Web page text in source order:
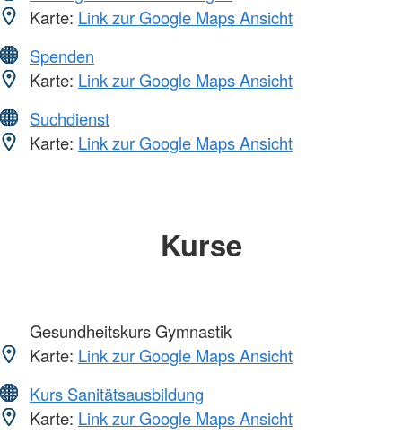
Karte: Link zur Google Maps Ansicht
Spenden
Karte: Link zur Google Maps Ansicht
Suchdienst
Karte: Link zur Google Maps Ansicht
Kurse
Gesundheitskurs Gymnastik
Karte: Link zur Google Maps Ansicht
Kurs Sanitätsausbildung
Karte: Link zur Google Maps Ansicht